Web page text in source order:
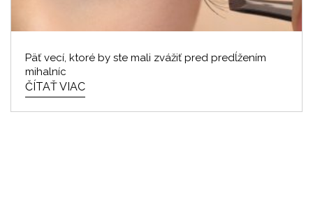
Päť vecí, ktoré by ste mali zvážiť pred predĺžením
mihalníc
ČÍTAŤ VIAC